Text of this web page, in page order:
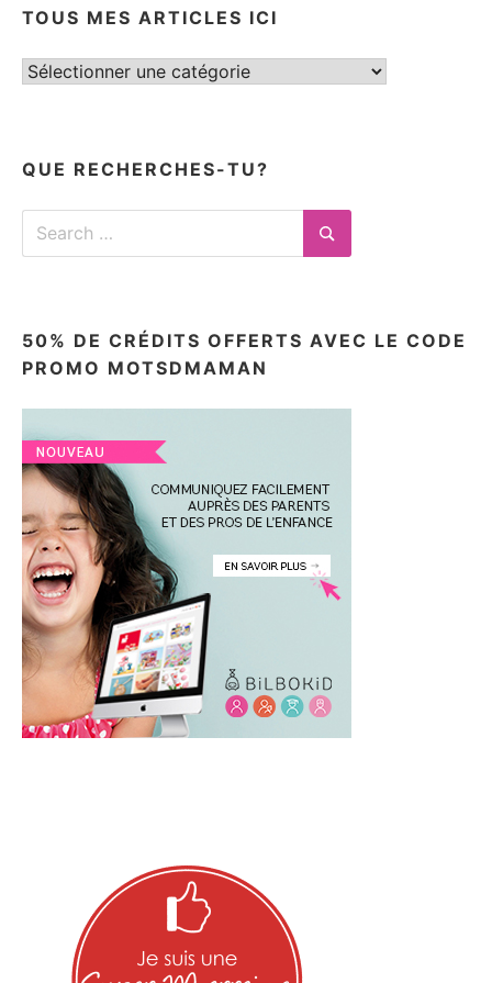
TOUS MES ARTICLES ICI
Tous
QUE RECHERCHES-TU?
Search
Search
50% DE CRÉDITS OFFERTS AVEC LE CODE
PROMO MOTSDMAMAN